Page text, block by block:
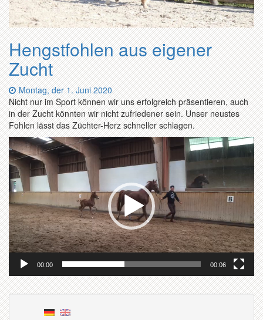
Hengstfohlen aus eigener
Zucht
Datum:
Montag, der 1. Juni 2020
Nicht nur im Sport können wir uns erfolgreich präsentieren, auch
in der Zucht könnten wir nicht zufriedener sein. Unser neustes
Fohlen lässt das Züchter-Herz schneller schlagen.
Video-
Player
00:00 00:06